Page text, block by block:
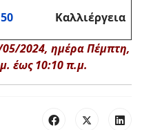
Καλλιέργεια
2024, ημέρα Πέμπτη,
έως 10:10 π.μ.